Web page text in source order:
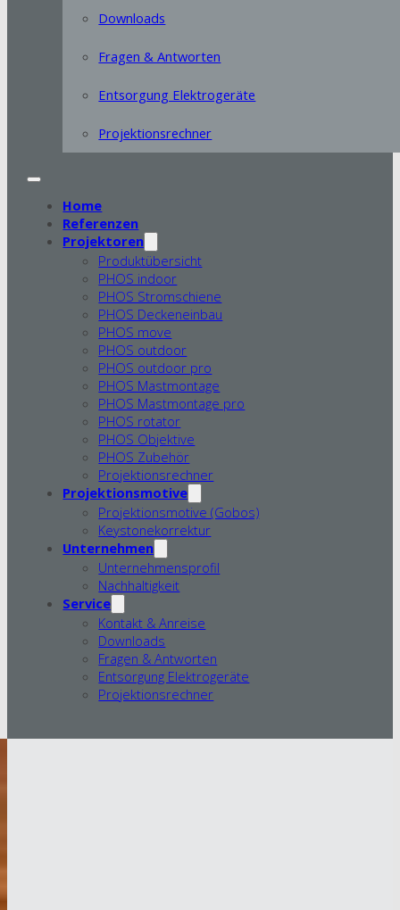
Downloads
Fragen & Antworten
Entsorgung Elektrogeräte
Projektionsrechner
Home
Referenzen
Projektoren
Produktübersicht
PHOS indoor
PHOS Stromschiene
PHOS Deckeneinbau
PHOS move
PHOS outdoor
PHOS outdoor pro
PHOS Mastmontage
PHOS Mastmontage pro
PHOS rotator
PHOS Objektive
PHOS Zubehör
Projektionsrechner
Projektionsmotive
Projektionsmotive (Gobos)
Keystonekorrektur
Unternehmen
Unternehmensprofil
Nachhaltigkeit
Service
Kontakt & Anreise
Downloads
Fragen & Antworten
Entsorgung Elektrogeräte
Projektionsrechner